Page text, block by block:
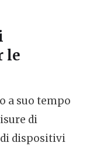
le
a suo tempo
di
dispositivi